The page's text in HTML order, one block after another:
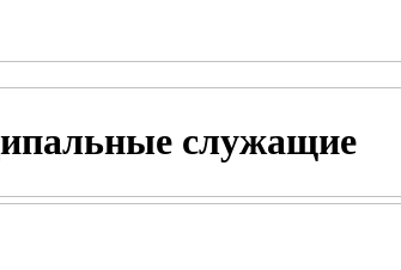
служащие